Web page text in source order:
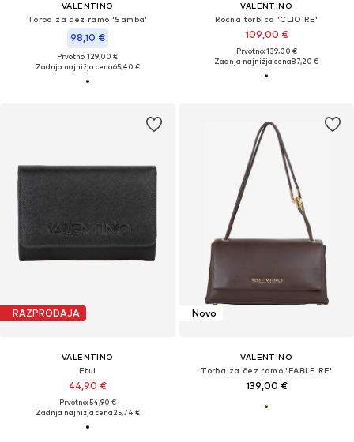
VALENTINO
Torba za čez ramo 'Samba'
98,10 €
Prvotno: 129,00 €
Zadnja najnižja cena65,40 €
VALENTINO
Ročna torbica 'CLIO RE'
109,00 €
Prvotno: 139,00 €
Zadnja najnižja cena87,20 €
RAZPRODAJA
VALENTINO
Etui
44,90 €
Prvotno: 54,90 €
Zadnja najnižja cena25,74 €
Novo
VALENTINO
Torba za čez ramo 'FABLE RE'
139,00 €